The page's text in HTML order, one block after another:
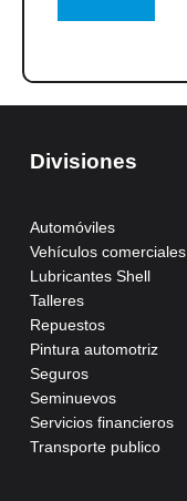
Divisiones
Automóviles
Vehículos comerciales
Lubricantes Shell
Talleres
Repuestos
Pintura automotriz
Seguros
Seminuevos
Servicios financieros
Transporte publico